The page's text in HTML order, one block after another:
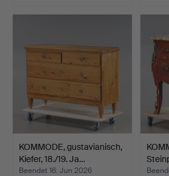
KOMMODE, gustavianisch,
Kiefer, 18./19. Ja…
Beendet 16. Jun 2026